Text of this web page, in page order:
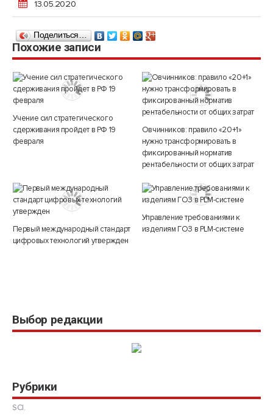
13.05.2020
Поделиться…
Похожие записи
Учение сил стратегического
сдерживания пройдет в РФ 19
февраля
Овчинников: правило «20+1»
нужно трансформировать в
фиксированный норматив
рентабельности от общих затрат
Первый международный стандарт
цифровых технологий утвержден
Управление требованиями к
изделиям ГОЗ в PLM-системе
Выбор редакции
Рубрики
SCI.